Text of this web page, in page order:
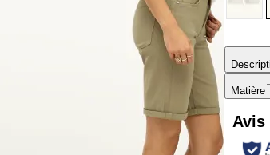
Matière
Avis